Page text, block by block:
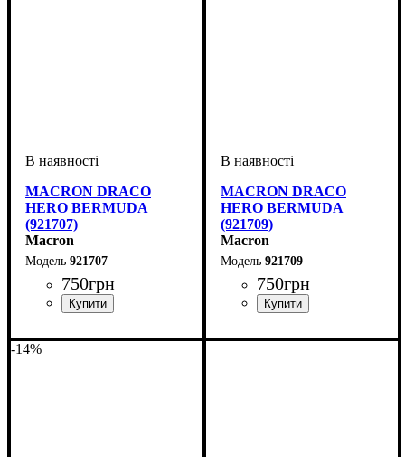
MACRON DRACO
HERO BERMUDA
(921707)
Macron
921707
750грн
MACRON DRACO
HERO BERMUDA
(921709)
Macron
921709
750грн
-14%